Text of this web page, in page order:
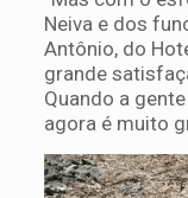
Neiva e dos
Antônio, do
grande
Quando a
agora é muito